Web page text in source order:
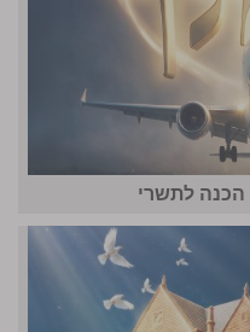
הכנה לתשרי